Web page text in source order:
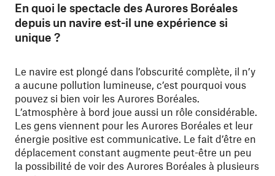
En quoi le spectacle des Aurores Boréales
depuis un navire est-il une expérience si
unique ?
Le navire est plongé dans l’obscurité complète, il n’y
a aucune pollution lumineuse, c’est pourquoi vous
pouvez si bien voir les Aurores Boréales.
L’atmosphère à bord joue aussi un rôle considérable.
Les gens viennent pour les Aurores Boréales et leur
énergie positive est communicative. Le fait d’être en
déplacement constant augmente peut-être un peu
la possibilité de voir des Aurores Boréales à plusieurs